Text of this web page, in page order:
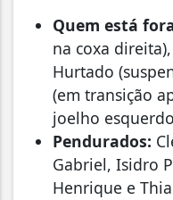
Quem está
na coxa
Hurtado
(em transição
joelho
Pendurados:
Gabriel, Isidro
Henrique e